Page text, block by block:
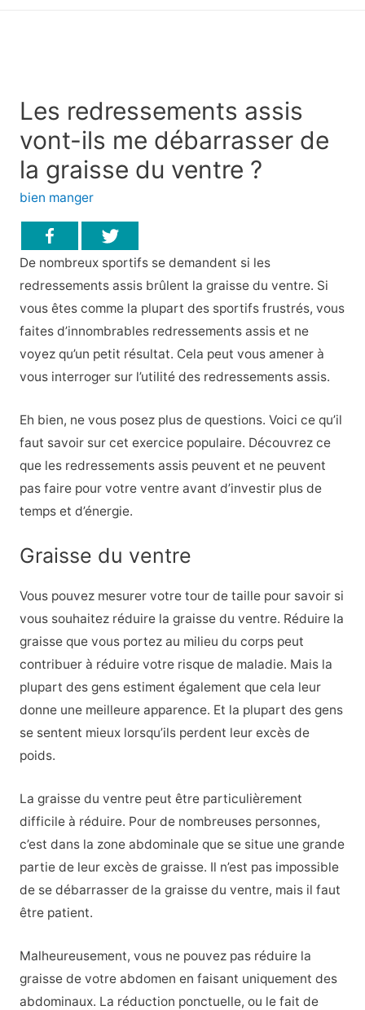
Les redressements assis
vont-ils me débarrasser de
la graisse du ventre ?
bien manger
De nombreux sportifs se demandent si les
redressements assis brûlent la graisse du ventre. Si
vous êtes comme la plupart des sportifs frustrés, vous
faites d’innombrables redressements assis et ne
voyez qu’un petit résultat. Cela peut vous amener à
vous interroger sur l’utilité des redressements assis.
Eh bien, ne vous posez plus de questions. Voici ce qu’il
faut savoir sur cet exercice populaire. Découvrez ce
que les redressements assis peuvent et ne peuvent
pas faire pour votre ventre avant d’investir plus de
temps et d’énergie.
Graisse du ventre
Vous pouvez mesurer votre tour de taille pour savoir si
vous souhaitez réduire la graisse du ventre. Réduire la
graisse que vous portez au milieu du corps peut
contribuer à réduire votre risque de maladie. Mais la
plupart des gens estiment également que cela leur
donne une meilleure apparence. Et la plupart des gens
se sentent mieux lorsqu’ils perdent leur excès de
poids.
La graisse du ventre peut être particulièrement
difficile à réduire. Pour de nombreuses personnes,
c’est dans la zone abdominale que se situe une grande
partie de leur excès de graisse. Il n’est pas impossible
de se débarrasser de la graisse du ventre, mais il faut
être patient.
Malheureusement, vous ne pouvez pas réduire la
graisse de votre abdomen en faisant uniquement des
abdominaux. La réduction ponctuelle, ou le fait de